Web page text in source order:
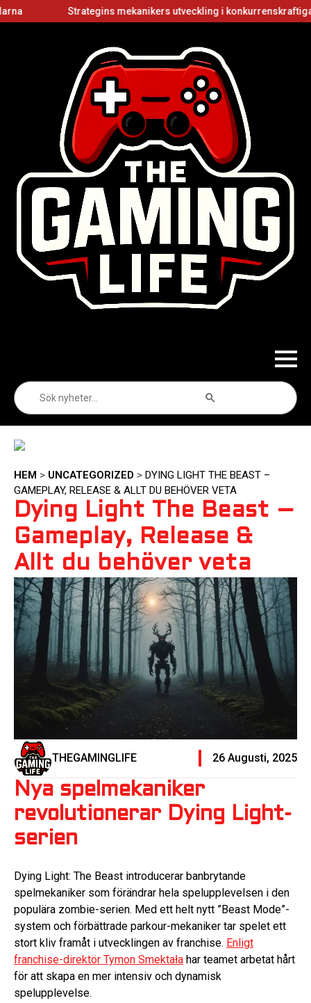
Strategins mekanikers utveckling i konkurrenskraftiga
efter:
HEM > UNCATEGORIZED > DYING LIGHT THE BEAST –
GAMEPLAY, RELEASE & ALLT DU BEHÖVER VETA
Dying Light The Beast –
Gameplay, Release &
Allt du behöver veta
THEGAMINGLIFE 26 Augusti, 2025
Nya spelmekaniker
revolutionerar Dying Light-
serien
Dying Light: The Beast introducerar banbrytande
spelmekaniker som förändrar hela spelupplevelsen i den
populära zombie-serien. Med ett helt nytt ”Beast Mode”-
system och förbättrade parkour-mekaniker tar spelet ett
stort kliv framåt i utvecklingen av franchise. Enligt
franchise-direktör Tymon Smektała har teamet arbetat hårt
för att skapa en mer intensiv och dynamisk
spelupplevelse.